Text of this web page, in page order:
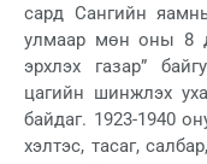
сард Сангийн
улмаар мөн оны 8
эрхлэх газар”
цагийн шинжлэх
байдаг. 1923-1940
хэлтэс, тасаг,